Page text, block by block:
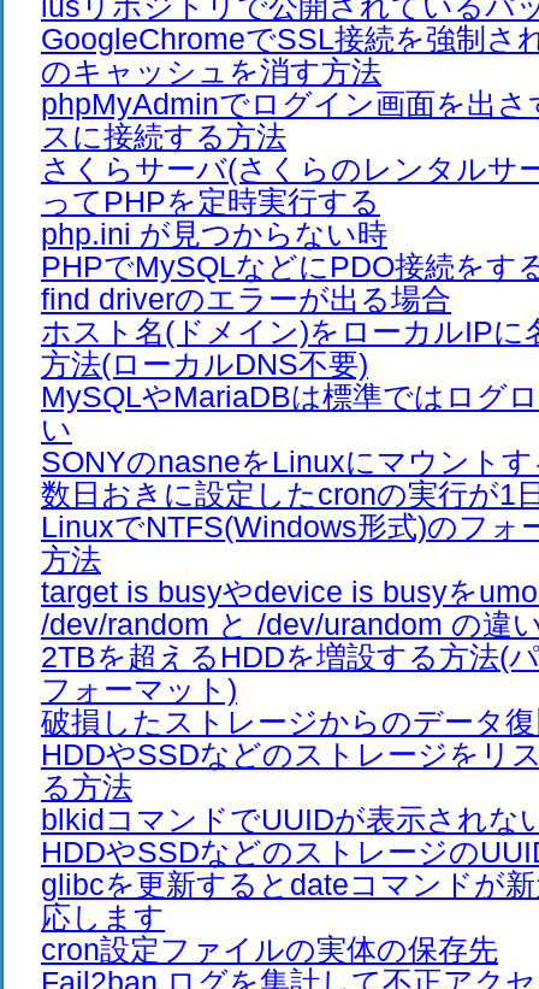
GoogleChromeでSSL接続を強制さ
のキャッシュを消す方法
phpMyAdminでログイン画面を出
スに接続する方法
さくらサーバ(さくらのレンタルサ
ってPHPを定時実行する
php.ini が見つからない時
PHPでMySQLなどにPDO接続をす
find driverのエラーが出る場合
ホスト名(ドメイン)をローカルIPに
方法(ローカルDNS不要)
MySQLやMariaDBは標準ではログ
い
SONYのnasneをLinuxにマウント
数日おきに設定したcronの実行が1
LinuxでNTFS(Windows形式)のフォ
方法
target is busyやdevice is busyを
/dev/random と /dev/urandom の違
2TBを超えるHDDを増設する方法(
フォーマット)
破損したストレージからのデータ
HDDやSSDなどのストレージをリ
る方法
blkidコマンドでUUIDが表示されな
HDDやSSDなどのストレージの
glibcを更新するとdateコマンドが
応します
cron設定ファイルの実体の保存先
Fail2ban ログを集計して不正アク